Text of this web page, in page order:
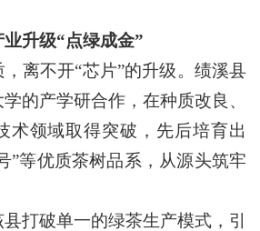
升级“点绿成金”
离不开“芯片”的升级。绩溪县
的产学研合作，在种质改良、
术领域取得突破，先后培育出
”等优质茶树品系，从源头筑牢
打破单一的绿茶生产模式，引